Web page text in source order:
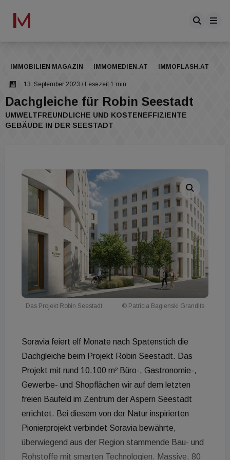
IMMOBILIEN MAGAZIN IMMOMEDIEN.AT IMMOFLASH.AT
13. September 2023 / Lesezeit 1 min
Dachgleiche für Robin Seestadt
UMWELTFREUNDLICHE UND KOSTENEFFIZIENTE
GEBÄUDE IN DER SEESTADT
Das Projekt Robin Seestadt © Patricia Bagienski Grandits
Soravia feiert elf Monate nach Spatenstich die
Dachgleiche beim Projekt Robin Seestadt. Das
Projekt mit rund 10.100 m² Büro-, Gastronomie-,
Gewerbe- und Shopflächen wir auf dem letzten
freien Baufeld im Zentrum der Aspern Seestadt
errichtet. Bei diesem von der Natur inspirierten
Pionierprojekt verbindet Soravia bewährte,
überwiegend aus der Region stammende Bau- und
Rohstoffe mit smarten Technologien. Massive, 80